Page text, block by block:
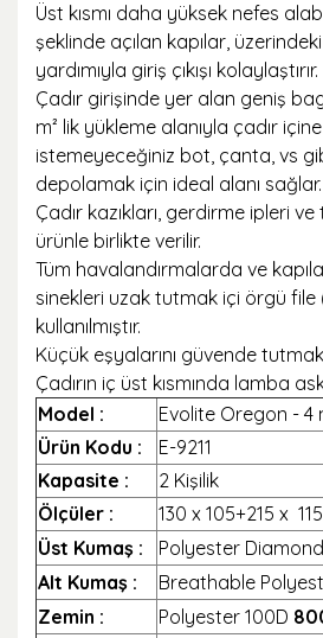
Üst kısmı daha yüksek nefes
şeklinde açılan kapılar,
yardımıyla giriş çıkışı kolaylaştırır.
Çadır girişinde yer alan geniş
m² lik yükleme alanıyla çadır
istemeyeceğiniz bot, çanta, vs
depolamak için ideal alanı sağlar.
Çadır kazıkları, gerdirme ipleri
ürünle birlikte verilir.
Tüm havalandırmalarda ve
sinekleri uzak tutmak içi örgü file
kullanılmıştır.
Küçük eşyalarını güvende
Çadırın iç üst kısmında lamba
Model :
Evolite Oregon - 4
Ürün Kodu :
E-9211
Kapasite :
2 Kişilik
Ölçüler :
130 x 105+215 x
Üst Kumaş :
Polyester
Alt Kumaş :
Breathable
Zemin :
Polyester 100D